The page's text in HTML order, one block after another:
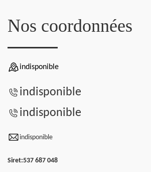
Nos coordonnées
indisponible
indisponible
indisponible
indisponible
Siret:537 687 048